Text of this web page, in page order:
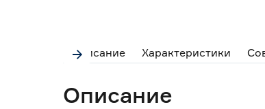
Описание Характеристики
Описание